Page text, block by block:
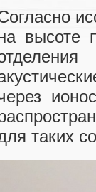
высоте
таких